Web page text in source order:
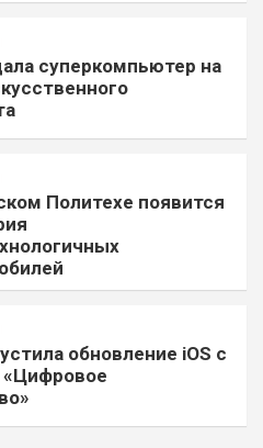
суперкомпьютер на
Политехе появится
обновление iOS с